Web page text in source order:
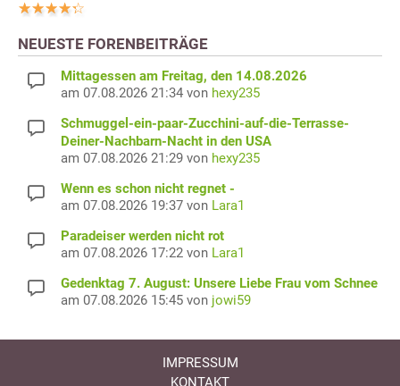
NEUESTE FORENBEITRÄGE
Mittagessen am Freitag, den 14.08.2026
am 07.08.2026 21:34 von hexy235
Schmuggel-ein-paar-Zucchini-auf-die-Terrasse-
Deiner-Nachbarn-Nacht in den USA
am 07.08.2026 21:29 von hexy235
Wenn es schon nicht regnet -
am 07.08.2026 19:37 von Lara1
Paradeiser werden nicht rot
am 07.08.2026 17:22 von Lara1
Gedenktag 7. August: Unsere Liebe Frau vom Schnee
am 07.08.2026 15:45 von jowi59
IMPRESSUM
KONTAKT